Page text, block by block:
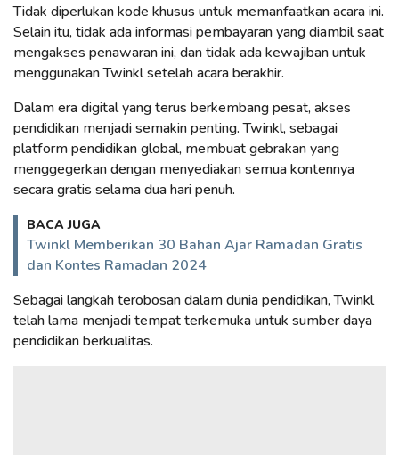
Tidak diperlukan kode khusus untuk memanfaatkan acara ini.
Selain itu, tidak ada informasi pembayaran yang diambil saat
mengakses penawaran ini, dan tidak ada kewajiban untuk
menggunakan Twinkl setelah acara berakhir.
Dalam era digital yang terus berkembang pesat, akses
pendidikan menjadi semakin penting. Twinkl, sebagai
platform pendidikan global, membuat gebrakan yang
menggegerkan dengan menyediakan semua kontennya
secara gratis selama dua hari penuh.
BACA JUGA
Twinkl Memberikan 30 Bahan Ajar Ramadan Gratis
dan Kontes Ramadan 2024
Sebagai langkah terobosan dalam dunia pendidikan, Twinkl
telah lama menjadi tempat terkemuka untuk sumber daya
pendidikan berkualitas.